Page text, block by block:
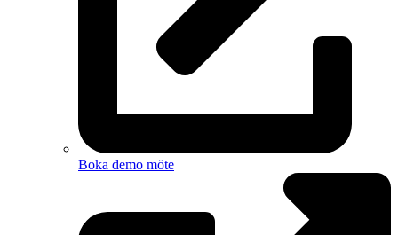
Boka demo möte